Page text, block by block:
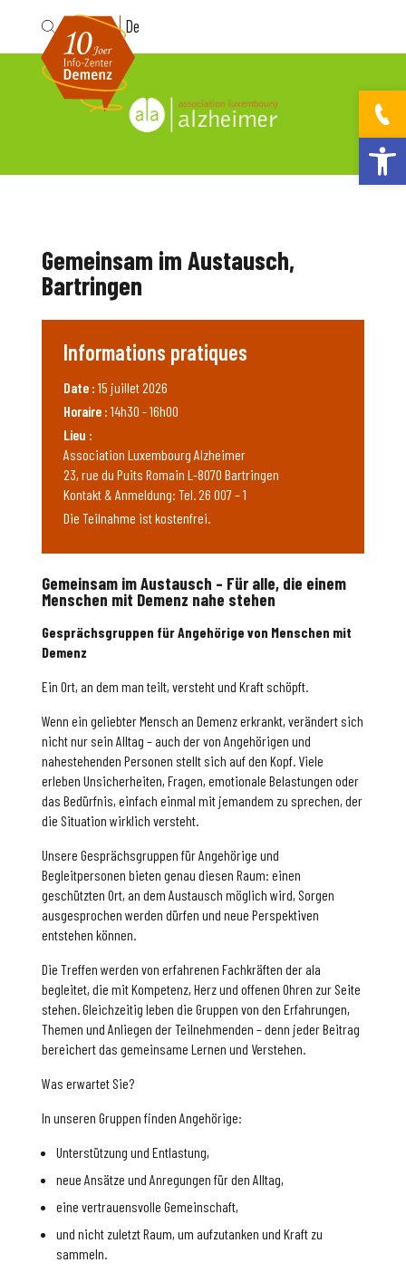
Ouvrir la
Fr De
Gemeinsam im Austausch – Für alle, die einem
Menschen mit Demenz nahe stehen
Gesprächsgruppen für Angehörige von Menschen mit
Demenz
Ein Ort, an dem man teilt, versteht und Kraft schöpft.
Wenn ein geliebter Mensch an Demenz erkrankt, verändert sich
nicht nur sein Alltag – auch der von Angehörigen und
nahestehenden Personen stellt sich auf den Kopf. Viele
erleben Unsicherheiten, Fragen, emotionale Belastungen oder
das Bedürfnis, einfach einmal mit jemandem zu sprechen, der
die Situation wirklich versteht.
Unsere Gesprächsgruppen für Angehörige und
Begleitpersonen bieten genau diesen Raum: einen
geschützten Ort, an dem Austausch möglich wird, Sorgen
ausgesprochen werden dürfen und neue Perspektiven
entstehen können.
Die Treffen werden von erfahrenen Fachkräften der ala
begleitet, die mit Kompetenz, Herz und offenen Ohren zur Seite
stehen. Gleichzeitig leben die Gruppen von den Erfahrungen,
Themen und Anliegen der Teilnehmenden – denn jeder Beitrag
bereichert das gemeinsame Lernen und Verstehen.
Was erwartet Sie?
In unseren Gruppen finden Angehörige:
Unterstützung und Entlastung,
neue Ansätze und Anregungen für den Alltag,
eine vertrauensvolle Gemeinschaft,
und nicht zuletzt Raum, um aufzutanken und Kraft zu
sammeln.
Gemeinsam im Austausch,
Bartringen
Informations pratiques
Date : 15 juillet 2026
Horaire : 14h30 - 16h00
Lieu :
Association Luxembourg Alzheimer
23, rue du Puits Romain L-8070 Bartringen
Kontakt & Anmeldung: Tel. 26 007 – 1
Die Teilnahme ist kostenfrei.